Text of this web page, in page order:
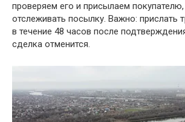
проверяем его и присылаем
отслеживать посылку. Важно: прислать
в течение 48 часов после
сделка отменится.